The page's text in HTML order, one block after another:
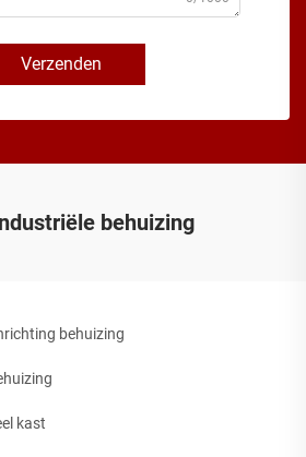
Verzenden
behuizing
behuizing
kast